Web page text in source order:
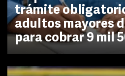
trámite
adultos mayores
para cobrar 9 mil